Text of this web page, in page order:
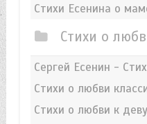
Стихи Есенина о
Стихи о
Сергей Есенин -
Стихи о любви
Стихи о любви к